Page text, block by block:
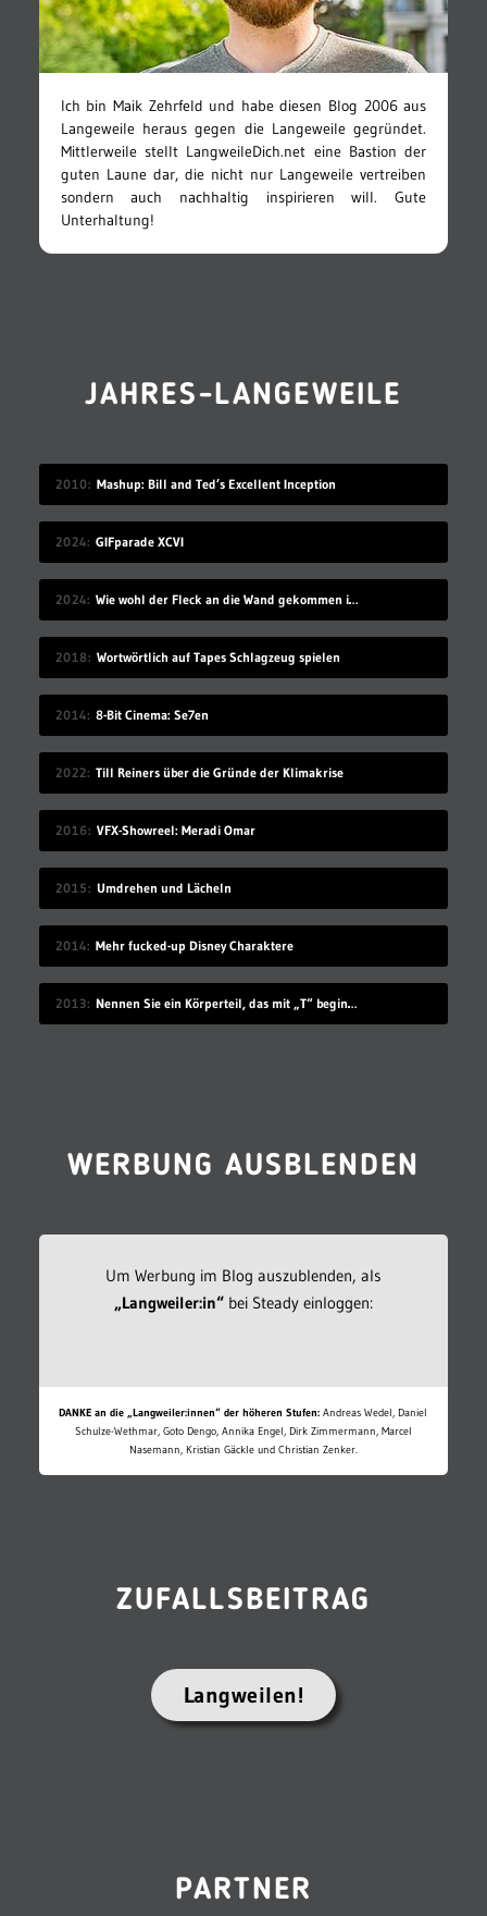
Ich bin Maik Zehrfeld und habe diesen Blog 2006 aus
Langeweile heraus gegen die Langeweile gegründet.
Mittlerweile stellt LangweileDich.net eine Bastion der
guten Laune dar, die nicht nur Langeweile vertreiben
sondern auch nachhaltig inspirieren will. Gute
Unterhaltung!
JAHRES-LANGEWEILE
2010 Mashup: Bill and Ted’s Excellent Inception
2024 GIFparade XCVI
2024 Wie wohl der Fleck an die Wand gekommen ist?
2018 Wortwörtlich auf Tapes Schlagzeug spielen
2014 8-Bit Cinema: Se7en
2022 Till Reiners über die Gründe der Klimakrise
2016 VFX-Showreel: Meradi Omar
2015 Umdrehen und Lächeln
2014 Mehr fucked-up Disney Charaktere
2013 Nennen Sie ein Körperteil, das mit „T“ beginnt
WERBUNG AUSBLENDEN
Um Werbung im Blog auszublenden, als
„Langweiler:in“bei Steady einloggen:
DANKE an die „Langweiler:innen“ der höheren Stufen: Andreas Wedel, Daniel
Schulze-Wethmar, Goto Dengo, Annika Engel, Dirk Zimmermann, Marcel
Nasemann, Kristian Gäckle und Christian Zenker.
ZUFALLSBEITRAG
Langweilen!
PARTNER